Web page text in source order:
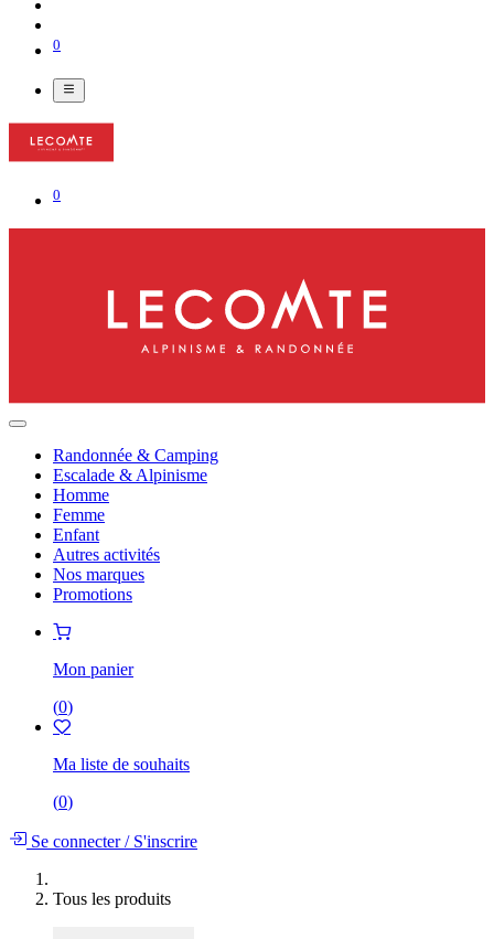
0
0
Randonnée & Camping
Escalade & Alpinisme
Homme
Femme
Enfant
Autres activités
Nos marques
Promotions
Mon panier
(0)
Ma liste de souhaits
(0)
Se connecter/S'inscrire
Tous les produits